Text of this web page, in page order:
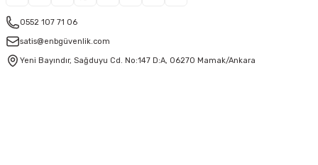
0552 107 71 06
satis@enbgüvenlik.com
Yeni Bayındır, Sağduyu Cd. No:147 D:A, 06270 Mamak/Ankara